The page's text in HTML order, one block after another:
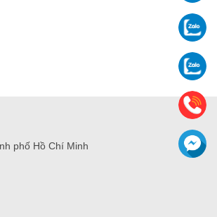
phố Hồ Chí Minh